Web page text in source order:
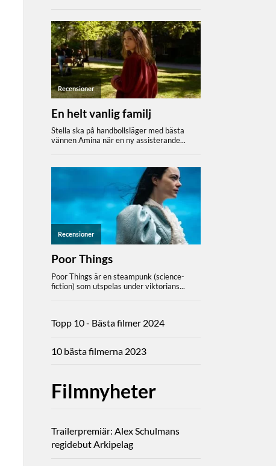
Topp 10 - Bästa filmer 2024
10 bästa filmerna 2023
Filmnyheter
Trailerpremiär: Alex Schulmans
regidebut Arkipelag